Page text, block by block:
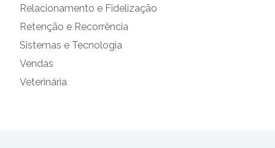
Relacionamento e Fidelização
Retenção e Recorrência
Sistemas e Tecnologia
Vendas
Veterinária